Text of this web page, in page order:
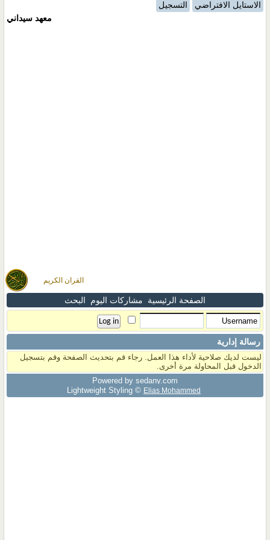
القران الكريم
الاستايل الافتراضي
التسجيل
معهد سيداني
الصفحة الرئيسية مشاركات اليوم البحث
رسالة إدارية
ليست لديك صلاحية لأداء هذا العمل. رجاء قم بتحديث الصفحة وقم بتسجيل
الدخول قبل المحاولة مرة أخرى.
Powered by sedany.com
Lightweight Styling © Elias Mohammed